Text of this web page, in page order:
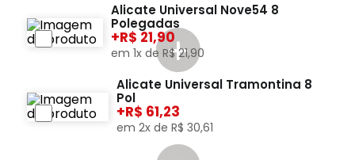
Alicate Universal Nove54 8
Polegadas
+ 21,90
em 1x de R$ 21,90
Alicate Universal Tramontina 8
Pol
+ 61,23
em 2x de R$ 30,61